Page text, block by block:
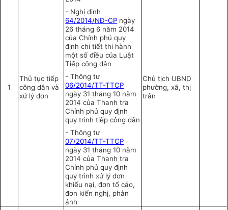
1
Thủ tục tiếp
công dân và
xử lý đơn
- Nghị định
64/2014/NĐ-CP ngày
26 tháng 6 năm 2014
của Chính phủ quy
định chi tiết thi hành
một số điều của Luật
Tiếp công dân
-Thông tư
06/2014/TT-TTCP
ngày 31 tháng 10 năm
2014 của Thanh tra
Chính phủ quy định
quy trình tiếp công dân
- Thông tư
07/2014/TT-TTCP
ngày 31 tháng 10 năm
2014 của Thanh tra
Chính phủ quy định
quy trình xử lý đơn
khiếu nại, đơn tố cáo,
đơn kiến nghị, phản
ánh
Chủ tịch UBND
phường, xã, thị
trấn